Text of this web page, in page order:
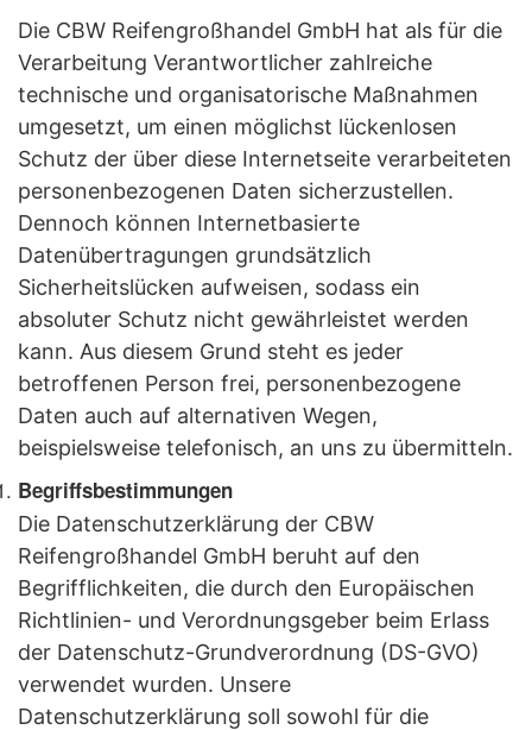
Die CBW Reifengroßhandel GmbH hat als für die
Verarbeitung Verantwortlicher zahlreiche
technische und organisatorische Maßnahmen
umgesetzt, um einen möglichst lückenlosen
Schutz der über diese Internetseite verarbeiteten
personenbezogenen Daten sicherzustellen.
Dennoch können Internetbasierte
Datenübertragungen grundsätzlich
Sicherheitslücken aufweisen, sodass ein
absoluter Schutz nicht gewährleistet werden
kann. Aus diesem Grund steht es jeder
betroffenen Person frei, personenbezogene
Daten auch auf alternativen Wegen,
beispielsweise telefonisch, an uns zu übermitteln.
Begriffsbestimmungen
Die Datenschutzerklärung der CBW
Reifengroßhandel GmbH beruht auf den
Begrifflichkeiten, die durch den Europäischen
Richtlinien- und Verordnungsgeber beim Erlass
der Datenschutz-Grundverordnung (DS-GVO)
verwendet wurden. Unsere
Datenschutzerklärung soll sowohl für die